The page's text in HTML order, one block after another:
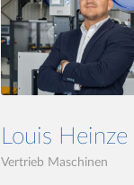
Louis Heinze
Vertrieb Maschinen